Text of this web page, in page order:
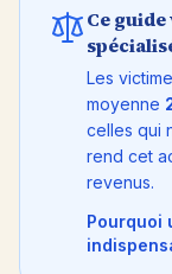
Ce
Les
moyenne
celles qui
rend cet
revenus.
Pourquoi